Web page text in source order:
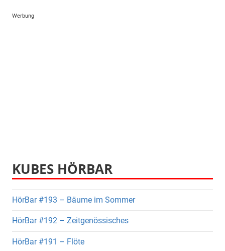
Werbung
KUBES HÖRBAR
HörBar #193 – Bäume im Sommer
HörBar #192 – Zeitgenössisches
HörBar #191 – Flöte